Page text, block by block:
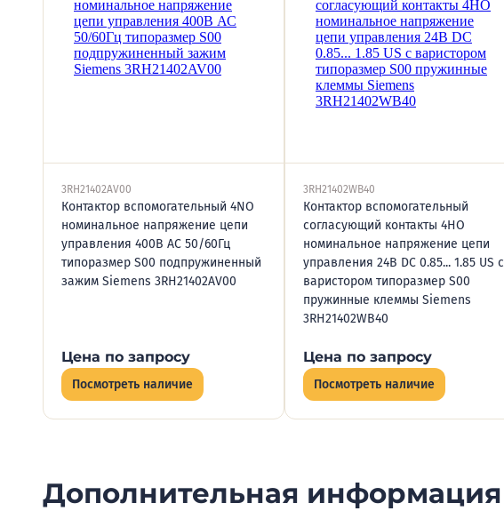
3RH21402AV00
Контактор вспомогательный 4NO
номинальное напряжение цепи
управления 400В АС 50/60Гц
типоразмер S00 подпружиненный
зажим Siemens 3RH21402AV00
Цена по запросу
Посмотреть наличие
3RH21402WB40
Контактор вспомогательный
согласующий контакты 4НО
номинальное напряжение цепи
управления 24В DC 0.85... 1.85 US с
варистором типоразмер S00
пружинные клеммы Siemens
3RH21402WB40
Цена по запросу
Посмотреть наличие
Дополнительная информация